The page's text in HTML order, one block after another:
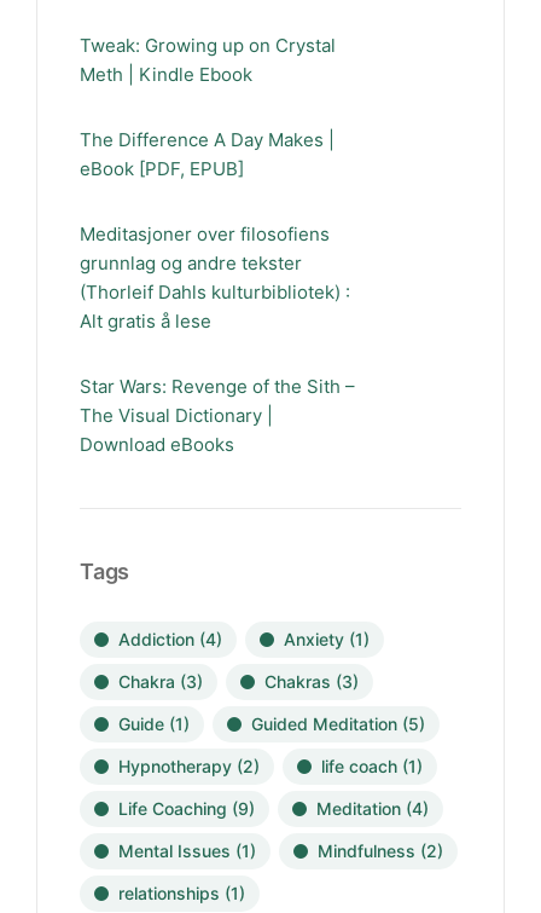
Tweak: Growing up on Crystal
Meth | Kindle Ebook
The Difference A Day Makes |
eBook [PDF, EPUB]
Meditasjoner over filosofiens
grunnlag og andre tekster
(Thorleif Dahls kulturbibliotek) :
Alt gratis å lese
Star Wars: Revenge of the Sith –
The Visual Dictionary |
Download eBooks
Tags
Addiction (4) Anxiety (1)
Chakra (3) Chakras (3)
Guide (1) Guided Meditation (5)
Hypnotherapy (2) life coach (1)
Life Coaching (9) Meditation (4)
Mental Issues (1) Mindfulness (2)
relationships (1)